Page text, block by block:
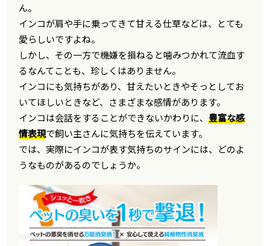
ん。
インコが肩や手に乗ってきて甘える仕草などは、とても
愛らしいですよね。
しかし、その一方で機嫌を損ねると噛みつかれて流血す
るなんてことも、珍しくはありません。
インコにも気持ちがあり、甘えたいときやそっとしてお
いてほしいときなど、さまざまな感情があります。
インコは会話をすることができないかわりに、豊富な感
情表現で飼い主さんに気持ちを伝えています。
では、実際にインコが表す気持ちのサインには、どのよ
うなものがあるのでしょうか。